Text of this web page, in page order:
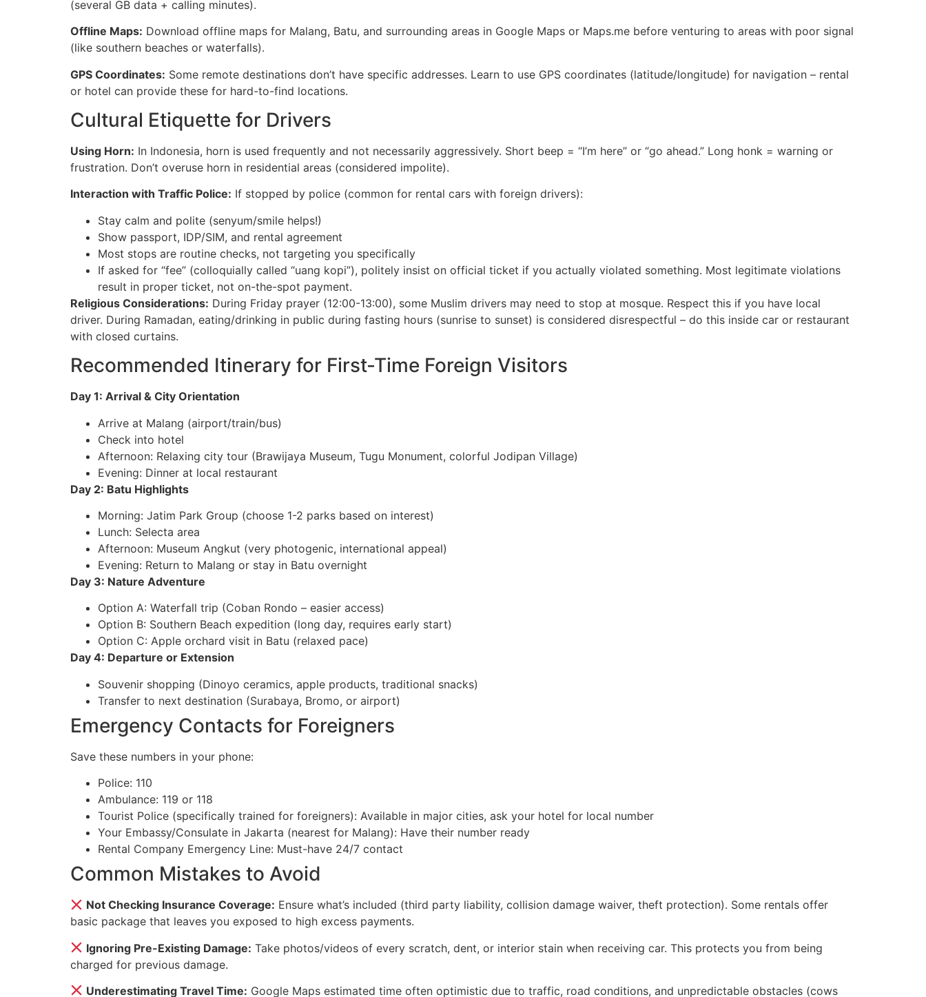
(several GB data + calling minutes).
Offline Maps: Download offline maps for Malang, Batu, and surrounding areas in Google Maps or Maps.me before venturing to areas with poor signal
(like southern beaches or waterfalls).
GPS Coordinates: Some remote destinations don’t have specific addresses. Learn to use GPS coordinates (latitude/longitude) for navigation – rental
or hotel can provide these for hard-to-find locations.
Cultural Etiquette for Drivers
Using Horn: In Indonesia, horn is used frequently and not necessarily aggressively. Short beep = “I’m here” or “go ahead.” Long honk = warning or
frustration. Don’t overuse horn in residential areas (considered impolite).
Interaction with Traffic Police: If stopped by police (common for rental cars with foreign drivers):
Stay calm and polite (senyum/smile helps!)
Show passport, IDP/SIM, and rental agreement
Most stops are routine checks, not targeting you specifically
If asked for “fee” (colloquially called “uang kopi”), politely insist on official ticket if you actually violated something. Most legitimate violations
result in proper ticket, not on-the-spot payment.
Religious Considerations: During Friday prayer (12:00-13:00), some Muslim drivers may need to stop at mosque. Respect this if you have local
driver. During Ramadan, eating/drinking in public during fasting hours (sunrise to sunset) is considered disrespectful – do this inside car or restaurant
with closed curtains.
Recommended Itinerary for First-Time Foreign Visitors
Day 1: Arrival & City Orientation
Arrive at Malang (airport/train/bus)
Check into hotel
Afternoon: Relaxing city tour (Brawijaya Museum, Tugu Monument, colorful Jodipan Village)
Evening: Dinner at local restaurant
Day 2: Batu Highlights
Morning: Jatim Park Group (choose 1-2 parks based on interest)
Lunch: Selecta area
Afternoon: Museum Angkut (very photogenic, international appeal)
Evening: Return to Malang or stay in Batu overnight
Day 3: Nature Adventure
Option A: Waterfall trip (Coban Rondo – easier access)
Option B: Southern Beach expedition (long day, requires early start)
Option C: Apple orchard visit in Batu (relaxed pace)
Day 4: Departure or Extension
Souvenir shopping (Dinoyo ceramics, apple products, traditional snacks)
Transfer to next destination (Surabaya, Bromo, or airport)
Emergency Contacts for Foreigners
Save these numbers in your phone:
Police: 110
Ambulance: 119 or 118
Tourist Police (specifically trained for foreigners): Available in major cities, ask your hotel for local number
Your Embassy/Consulate in Jakarta (nearest for Malang): Have their number ready
Rental Company Emergency Line: Must-have 24/7 contact
Common Mistakes to Avoid
Not Checking Insurance Coverage: Ensure what’s included (third party liability, collision damage waiver, theft protection). Some rentals offer
basic package that leaves you exposed to high excess payments.
Ignoring Pre-Existing Damage: Take photos/videos of every scratch, dent, or interior stain when receiving car. This protects you from being
charged for previous damage.
Underestimating Travel Time: Google Maps estimated time often optimistic due to traffic, road conditions, and unpredictable obstacles (cows